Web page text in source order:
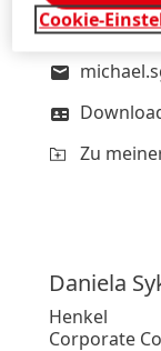
+43 676
Zu
Daniela
Henkel
Corporate
Cookie-